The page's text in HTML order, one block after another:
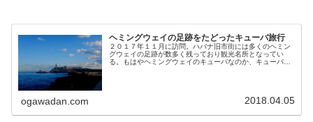
ヘミングウェイの足跡をたどったキューバ旅行
２０１７年１１月に訪問。ハバナ旧市街には多くのヘミン
グウェイの足跡が数多く残っており観光名所となってい
る。もはやヘミングウェイのキューバなのか、キューバの
ogawadan.com 2018.04.05